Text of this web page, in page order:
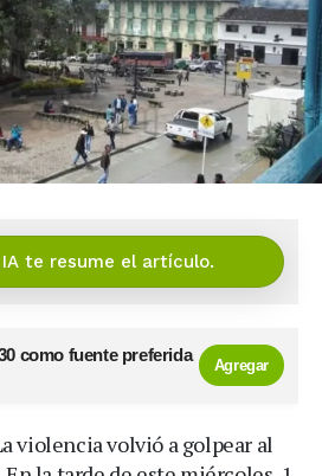
te resume el artículo.
como fuente preferida
Agregar
violencia volvió a golpear al